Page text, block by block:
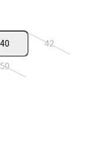
40 42(Diese
50(Diese Option ist zurzeit